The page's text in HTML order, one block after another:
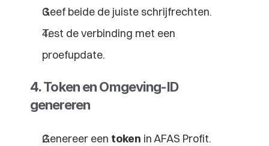
Geef beide de juiste schrijfrechten.
Test de verbinding met een
proefupdate.
4. Token en Omgeving-ID
genereren
Genereer een token in AFAS Profit.